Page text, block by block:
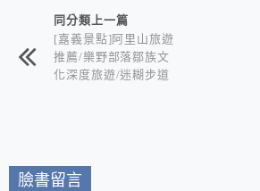
相連文章同分類上一篇
[嘉義景點]阿里山旅遊
推薦/樂野部落鄒族文
化深度旅遊/迷糊步道
臉書留言